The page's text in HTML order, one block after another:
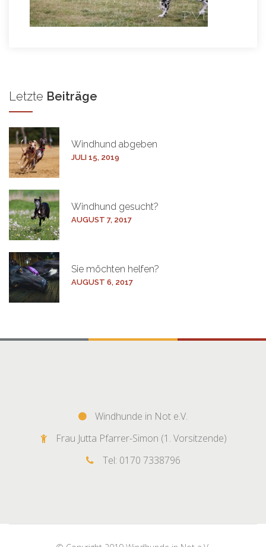
Letzte Beiträge
Windhund abgeben
JULI 15, 2019
Windhund gesucht?
AUGUST 7, 2017
Sie möchten helfen?
AUGUST 6, 2017
Windhunde in Not e.V.
Frau Jutta Pfarrer-Simon (1. Vorsitzende)
Tel: 0170 7338796